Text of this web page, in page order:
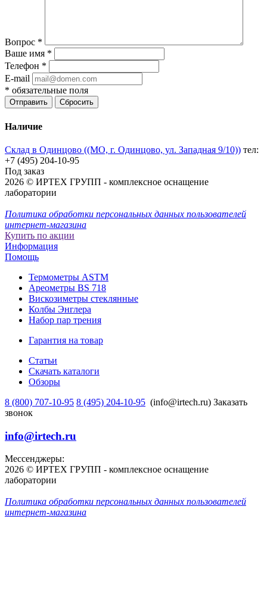
Вопрос *
Ваше имя *
Телефон *
E-mail
* обязательные поля
Отправить Сбросить
Наличие
Склад в Одинцово ((МО, г. Одинцово, ул. Западная 9/10)) тел:
+7 (495) 204-10-95
Под заказ
2026 © ИРТЕХ ГРУПП - комплексное оснащение
лаборатории
Политика обработки персональных данных пользователей
интернет-магазина
Купить по акции
Информация
Помощь
Термометры ASTM
Ареометры BS 718
Вискозиметры стеклянные
Колбы Энглера
Набор пар трения
Гарантия на товар
Статьи
Скачать каталоги
Обзоры
8 (800) 707-10-95 8 (495) 204-10-95 (info@irtech.ru) Заказать
звонок
info@irtech.ru
Мессенджеры:
2026 © ИРТЕХ ГРУПП - комплексное оснащение
лаборатории
Политика обработки персональных данных пользователей
интернет-магазина